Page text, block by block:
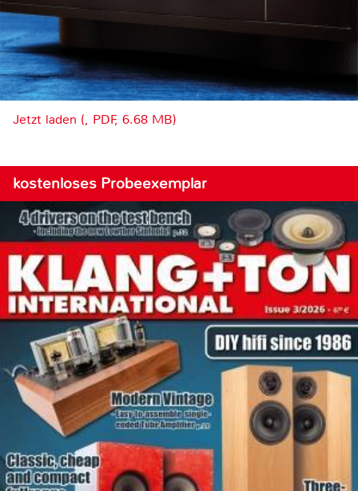
Jetzt laden (, PDF, 6.68 MB)
kostenloses Probeexemplar